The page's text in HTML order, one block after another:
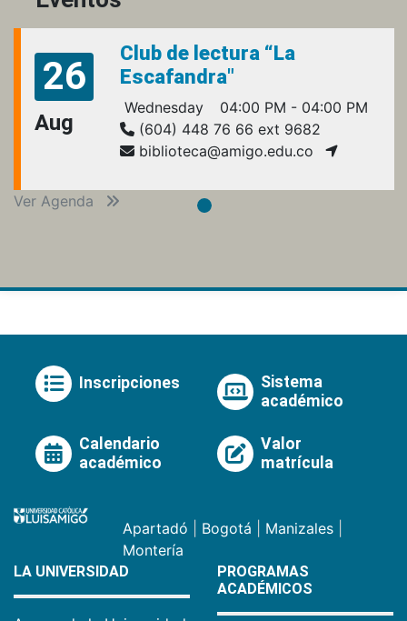
26
Aug
Club de lectura “La
Escafandra"
Wednesday
04:00 PM - 04:00 PM
(604) 448 76 66 ext 9682
biblioteca@amigo.edu.co
Ver Agenda
Inscripciones
Sistema
académico
Calendario
académico
Valor
matrícula
Apartadó Bogotá Manizales
Montería
LA UNIVERSIDAD
PROGRAMAS
ACADÉMICOS